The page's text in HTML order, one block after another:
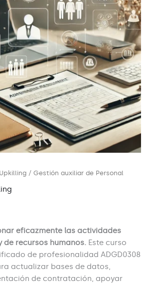
/ Gestión auxiliar de Personal
eficazmente las actividades
recursos humanos. Este curso
de profesionalidad ADGD0308
actualizar bases de datos,
de contratación, apoyar